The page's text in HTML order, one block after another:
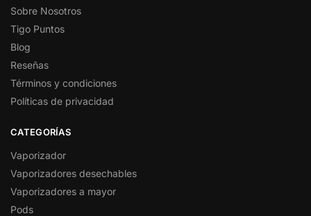
Sobre Nosotros
Tigo Puntos
Blog
Reseñas
Términos y condiciones
Políticas de privacidad
CATEGORÍAS
Vaporizador
Vaporizadores desechables
Vaporizadores a mayor
Pods